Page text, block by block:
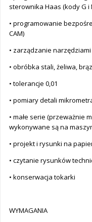
sterownika Haas (kody G i
• programowanie
CAM)
• zarządzanie narzędziami
• obróbka stali, żeliwa,
• tolerancje 0,01
• pomiary detali
• małe serie (przeważnie
wykonywane są na
• projekt i rysunki na
• czytanie rysunków
• konserwacja tokarki
WYMAGANIA